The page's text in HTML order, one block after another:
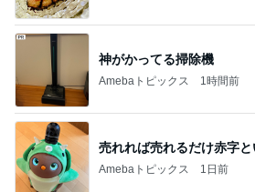
神がかってる掃除機
Amebaトピックス 1時間前
売れれば売れるだけ赤字
Amebaトピックス 1日前